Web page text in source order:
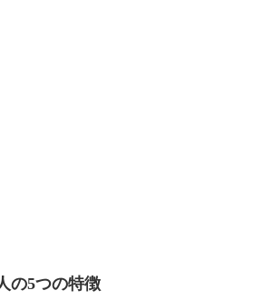
の5つの特徴